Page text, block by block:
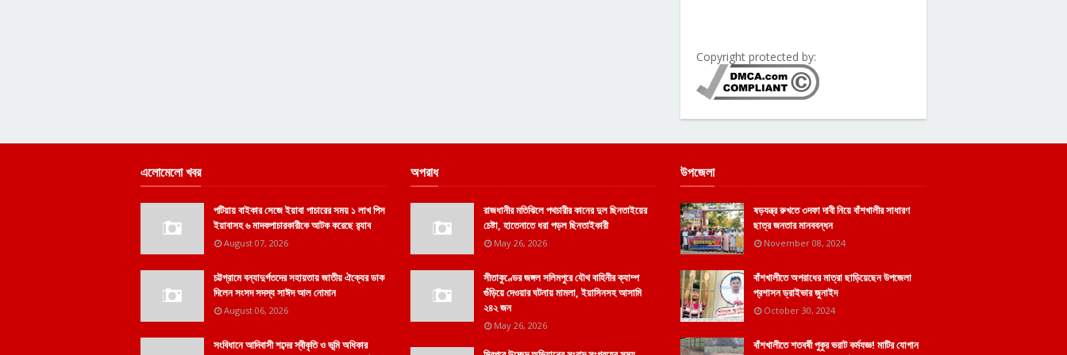
Copyright protected by:
এলোমেলো খবর
পটিয়ায় বাইকার সেজে ইয়াবা পাচারের সময় ১ লাখ পিস
ইয়াবাসহ ৬ মাদকপাচারকারীকে আটক করেছে র‌্যাব
August 07, 2026
চট্টগ্রামে বন্যাদুর্গতদের সহায়তায় জাতীয় ঐক্যের ডাক
দিলেন সংসদ সদস্য সাঈদ আল নোমান
August 06, 2026
সংবিধানে আদিবাসী শব্দের স্বীকৃতি ও ভূমি অধিকার
অপরাধ
রাজধানীর মতিঝিলে পথচারীর কানের দুল ছিনতাইয়ের
চেষ্টা, হাতেনাতে ধরা পড়ল ছিনতাইকারী
May 26, 2026
সীতাকুণ্ডের জঙ্গল সলিমপুরে যৌথ বাহিনীর ক্যাম্প
গুঁড়িয়ে দেওয়ার ঘটনায় মামলা, ইয়াসিনসহ আসামি
২৪২ জন
May 26, 2026
উপজেলা
ষড়যন্ত্র রুখতে ৩দফা দাবী নিয়ে বাঁশখালীর সাধারণ
ছাত্র জনতার মানববন্ধন
November 08, 2024
বাঁশখালীতে অপরাধের মাত্রা ছাড়িয়েছেন উপজেলা
প্রশাসন ড্রাইভার জুনাইদ
October 30, 2024
বাঁশখালীতে শতবর্ষী পুকুর ভরাট কর্মযজ্ঞ! মাটির যোগান